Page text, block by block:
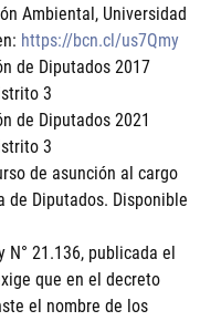
Ambiental, Universidad
https://bcn.cl/us7Qmy
de Diputados 2017
3
de Diputados 2021
3
de asunción al cargo
de Diputados. Disponible
21.136, publicada el
que en el decreto
el nombre de los